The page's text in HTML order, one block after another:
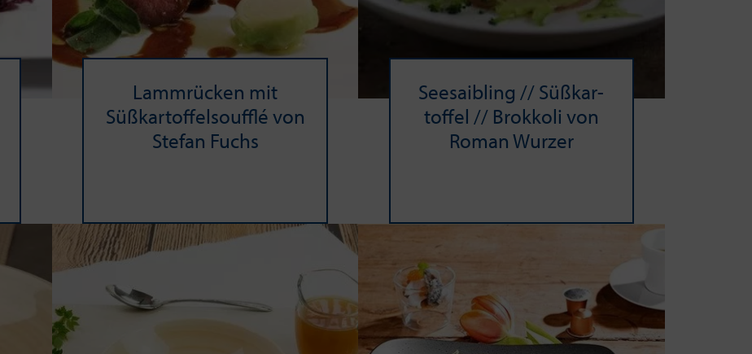
Lamm­rü­cken mit
Süßkartoffelsoufflé von
Ste­fan Fuchs
See­saib­ling // Süß­kar­
tof­fel // Brok­ko­li von
Roman Wur­zer